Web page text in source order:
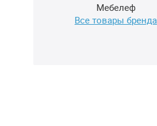
Мебелеф
Все товары бренда